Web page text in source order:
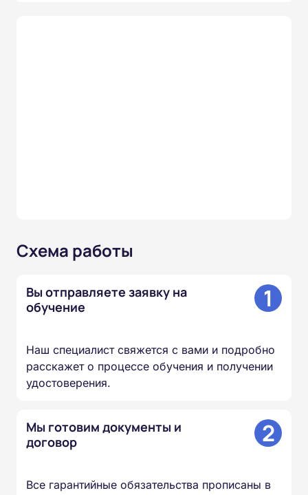
Схема работы
Вы отправляете заявку на
обучение
1
Наш специалист свяжется с вами и подробно
расскажет о процессе обучения и получении
удостоверения.
Мы готовим документы и
договор
2
Все гарантийные обязательства прописаны в